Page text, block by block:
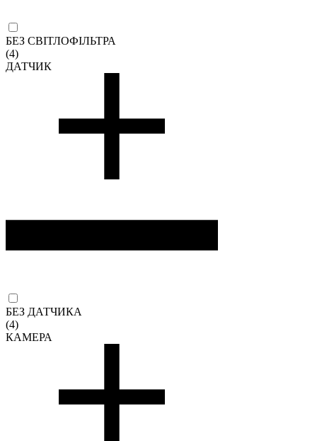
БЕЗ СВІТЛОФІЛЬТРА
(4)
ДАТЧИК
БЕЗ ДАТЧИКА
(4)
КАМЕРА